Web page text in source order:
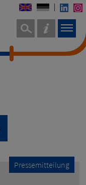
Pressemitteilung